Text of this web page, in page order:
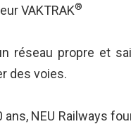
VAKTRAK®
réseau propre et
des voies.
ans, NEU Railways